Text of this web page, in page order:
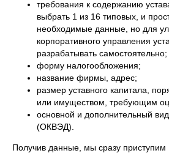
требования к содержанию
выбрать 1 из 16 типовых, и
необходимые данные, но для
корпоративного управления
разрабатывать самостоятельно;
форму налогообложения;
название фирмы, адрес;
размер уставного капитала,
или имуществом, требующим
основной и дополнительный
(ОКВЭД).
Получив данные, мы сразу приступим